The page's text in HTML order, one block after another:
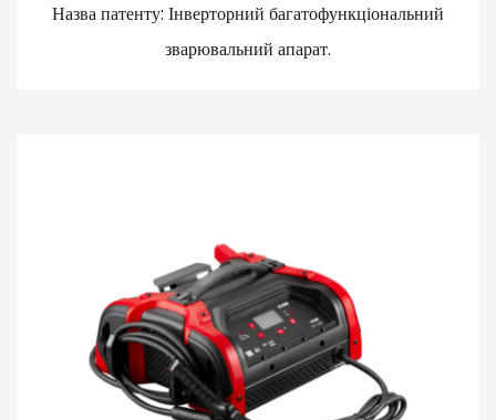
Назва патенту: Інверторний багатофункціональний
зварювальний апарат.